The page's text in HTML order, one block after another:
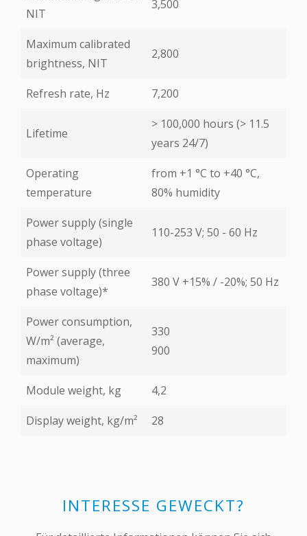
NIT
3,500
Maximum calibrated
brightness, NIT
2,800
Refresh rate, Hz 7,200
Lifetime
> 100,000 hours (> 11.5
years 24/7)
Operating
temperature
from +1 °С to +40 °С,
80% humidity
Power supply (single
phase voltage)
110-253 V; 50 - 60 Hz
Power supply (three
phase voltage)*
380 V +15% / -20%; 50 Hz
Power consumption,
W/m² (average,
maximum)
330
900
Module weight, kg
4,2
Display weight, kg/m²
28
INTERESSE GEWECKT?